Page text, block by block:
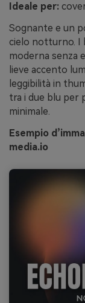
Ideale per:
Sognante e un
cielo notturno. I
moderna senza
lieve accento
leggibilità in
tra i due blu per
minimale.
Esempio
media.io